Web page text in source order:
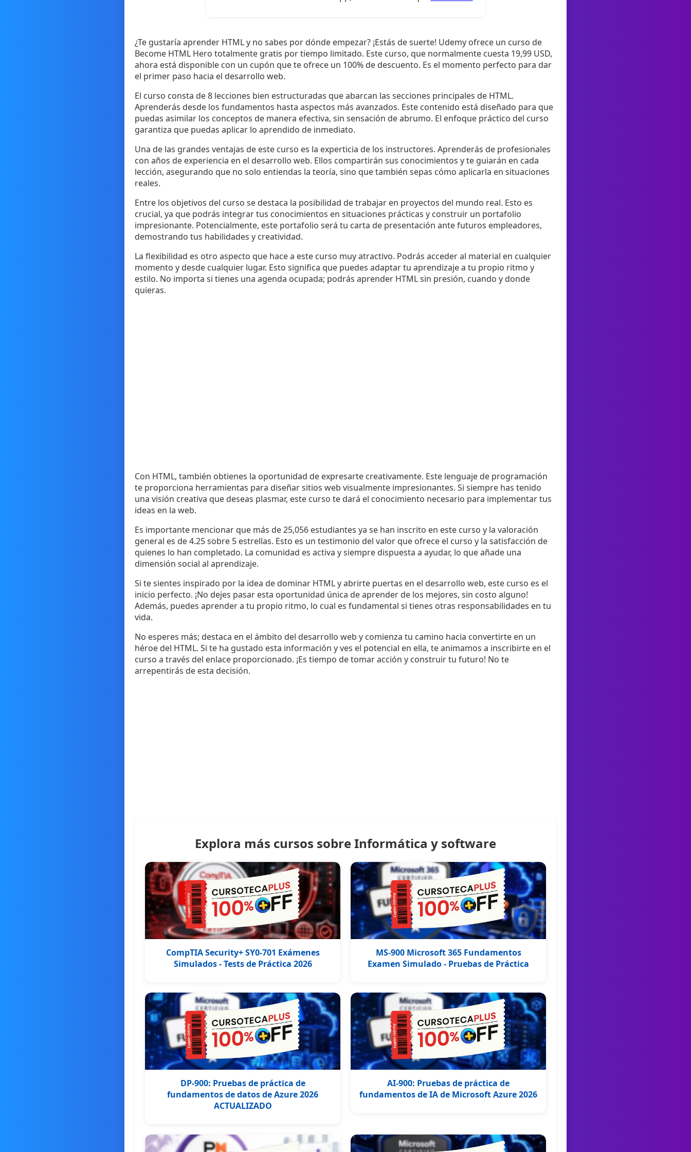
¿Te gustaría aprender HTML y no sabes por dónde empezar? ¡Estás de suerte! Udemy ofrece un curso de
Become HTML Hero totalmente gratis por tiempo limitado. Este curso, que normalmente cuesta 19,99 USD,
ahora está disponible con un cupón que te ofrece un 100% de descuento. Es el momento perfecto para dar
el primer paso hacia el desarrollo web.
El curso consta de 8 lecciones bien estructuradas que abarcan las secciones principales de HTML.
Aprenderás desde los fundamentos hasta aspectos más avanzados. Este contenido está diseñado para que
puedas asimilar los conceptos de manera efectiva, sin sensación de abrumo. El enfoque práctico del curso
garantiza que puedas aplicar lo aprendido de inmediato.
Una de las grandes ventajas de este curso es la experticia de los instructores. Aprenderás de profesionales
con años de experiencia en el desarrollo web. Ellos compartirán sus conocimientos y te guiarán en cada
lección, asegurando que no solo entiendas la teoría, sino que también sepas cómo aplicarla en situaciones
reales.
Entre los objetivos del curso se destaca la posibilidad de trabajar en proyectos del mundo real. Esto es
crucial, ya que podrás integrar tus conocimientos en situaciones prácticas y construir un portafolio
impresionante. Potencialmente, este portafolio será tu carta de presentación ante futuros empleadores,
demostrando tus habilidades y creatividad.
La flexibilidad es otro aspecto que hace a este curso muy atractivo. Podrás acceder al material en cualquier
momento y desde cualquier lugar. Esto significa que puedes adaptar tu aprendizaje a tu propio ritmo y
estilo. No importa si tienes una agenda ocupada; podrás aprender HTML sin presión, cuando y donde
quieras.
Con HTML, también obtienes la oportunidad de expresarte creativamente. Este lenguaje de programación
te proporciona herramientas para diseñar sitios web visualmente impresionantes. Si siempre has tenido
una visión creativa que deseas plasmar, este curso te dará el conocimiento necesario para implementar tus
ideas en la web.
Es importante mencionar que más de 25,056 estudiantes ya se han inscrito en este curso y la valoración
general es de 4.25 sobre 5 estrellas. Esto es un testimonio del valor que ofrece el curso y la satisfacción de
quienes lo han completado. La comunidad es activa y siempre dispuesta a ayudar, lo que añade una
dimensión social al aprendizaje.
Si te sientes inspirado por la idea de dominar HTML y abrirte puertas en el desarrollo web, este curso es el
inicio perfecto. ¡No dejes pasar esta oportunidad única de aprender de los mejores, sin costo alguno!
Además, puedes aprender a tu propio ritmo, lo cual es fundamental si tienes otras responsabilidades en tu
vida.
No esperes más; destaca en el ámbito del desarrollo web y comienza tu camino hacia convertirte en un
héroe del HTML. Si te ha gustado esta información y ves el potencial en ella, te animamos a inscribirte en el
curso a través del enlace proporcionado. ¡Es tiempo de tomar acción y construir tu futuro! No te
arrepentirás de esta decisión.
Explora más cursos sobre Informática y software
CompTIA Security+ SY0-701 Exámenes
Simulados - Tests de Práctica 2026
MS-900 Microsoft 365 Fundamentos
Examen Simulado - Pruebas de Práctica
DP-900: Pruebas de práctica de
fundamentos de datos de Azure 2026
ACTUALIZADO
AI-900: Pruebas de práctica de
fundamentos de IA de Microsoft Azure 2026